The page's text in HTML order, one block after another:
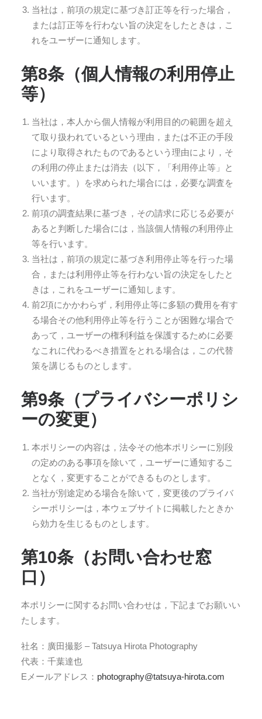
当社は，前項の規定に基づき訂正等を行った場合，
または訂正等を行わない旨の決定をしたときは，こ
れをユーザーに通知します。
第8条（個人情報の利用停止
等）
当社は，本人から個人情報が利用目的の範囲を超え
て取り扱われているという理由，または不正の手段
により取得されたものであるという理由により，そ
の利用の停止または消去（以下，「利用停止等」と
いいます。）を求められた場合には，必要な調査を
行います。
前項の調査結果に基づき，その請求に応じる必要が
あると判断した場合には，当該個人情報の利用停止
等を行います。
当社は，前項の規定に基づき利用停止等を行った場
合，または利用停止等を行わない旨の決定をしたと
きは，これをユーザーに通知します。
前2項にかかわらず，利用停止等に多額の費用を有す
る場合その他利用停止等を行うことが困難な場合で
あって，ユーザーの権利利益を保護するために必要
なこれに代わるべき措置をとれる場合は，この代替
策を講じるものとします。
第9条（プライバシーポリシ
ーの変更）
本ポリシーの内容は，法令その他本ポリシーに別段
の定めのある事項を除いて，ユーザーに通知するこ
となく，変更することができるものとします。
当社が別途定める場合を除いて，変更後のプライバ
シーポリシーは，本ウェブサイトに掲載したときか
ら効力を生じるものとします。
第10条（お問い合わせ窓
口）
本ポリシーに関するお問い合わせは，下記までお願いい
たします。
社名：廣田撮影 – Tatsuya Hirota Photography
代表：千葉達也
Eメールアドレス： photography@tatsuya-hirota.com